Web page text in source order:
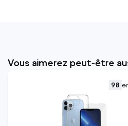
Vous aimerez peut-être
98